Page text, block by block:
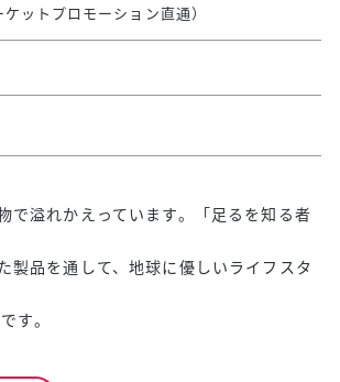
ットプロモーション直通）
で溢れかえっています。「足るを知る者
品を通して、地球に優しいライフスタ
す。